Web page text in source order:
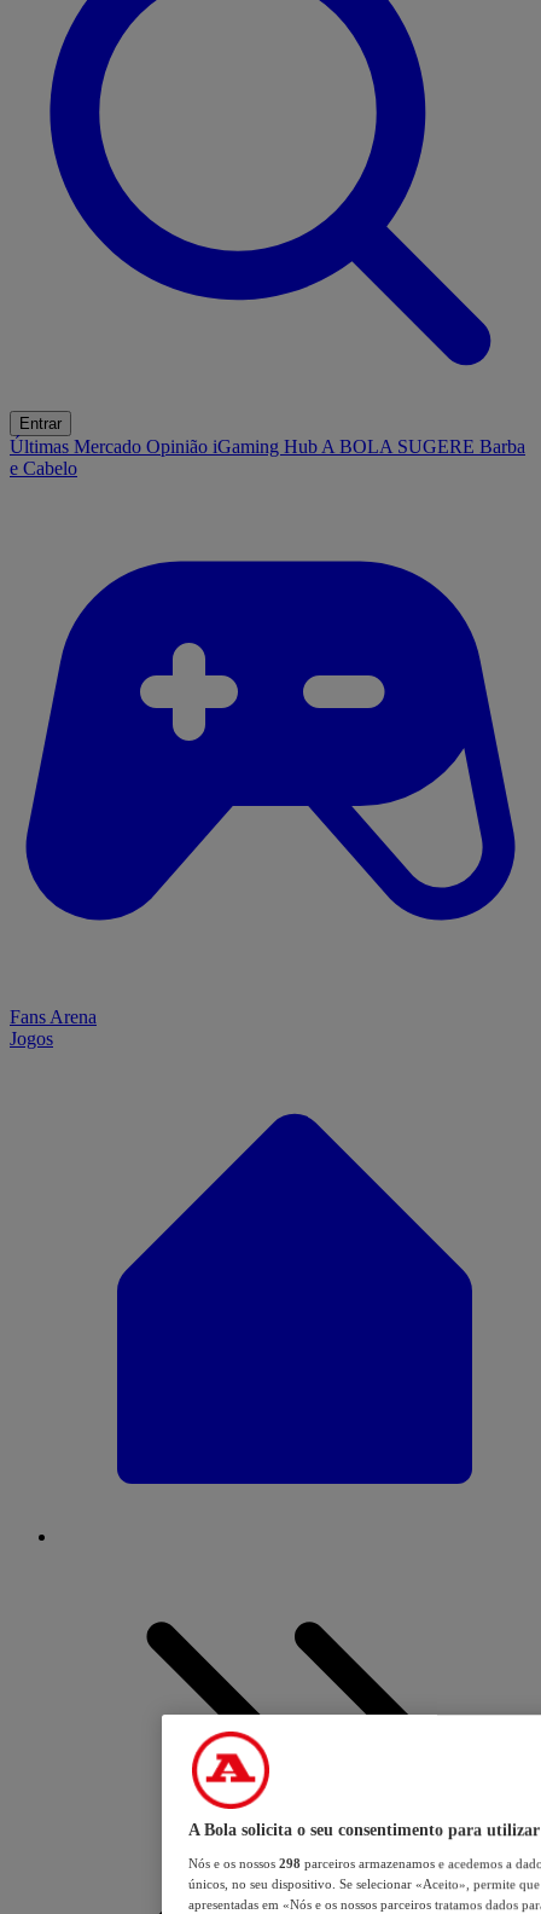
Entrar
Últimas Mercado Opinião iGaming Hub A BOLA SUGERE Barba
e Cabelo
Fans Arena
Jogos
A Bola solicita o seu consentimento para utilizar
Nós e os nossos 298 parceiros armazenamos e acedemos a
únicos, no seu dispositivo. Se selecionar «Aceito», permite
apresentadas em «Nós e os nossos parceiros tratamos dados